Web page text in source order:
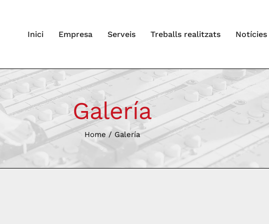
Inici Empresa Serveis Treballs realitzats Notícies
Galería
Home / Galería